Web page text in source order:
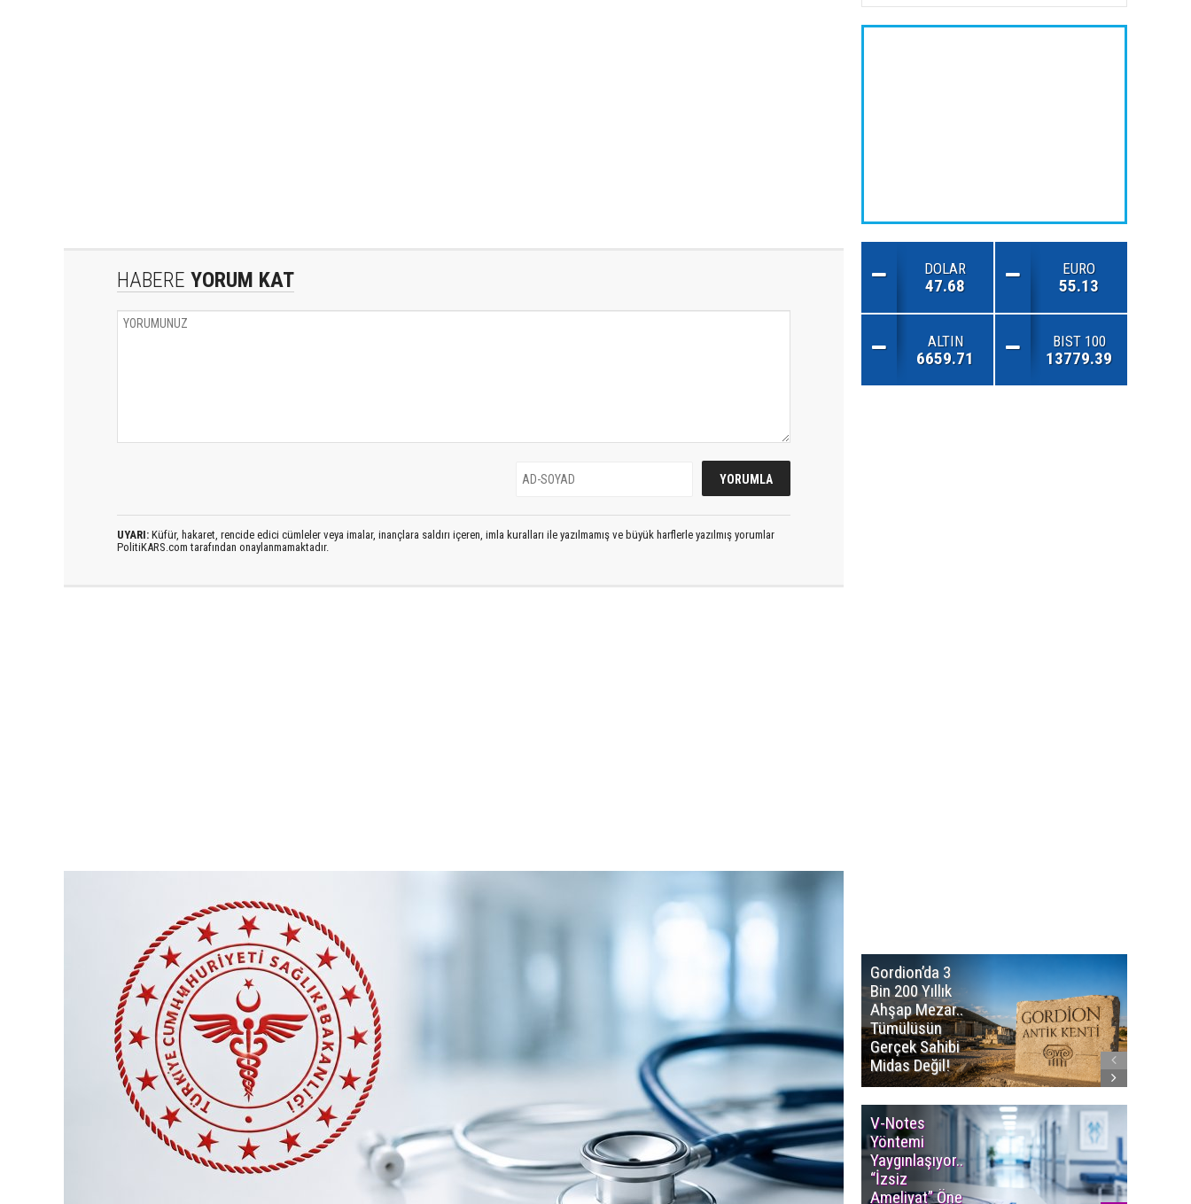
HABERE YORUM KAT
UYARI: Küfür, hakaret, rencide edici cümleler veya imalar, inançlara saldırı içeren, imla kuralları ile yazılmamış ve büyük harflerle yazılmış yorumlar
PolitiKARS.com tarafından onaylanmamaktadır.
DOLAR
47.68
EURO
55.13
ALTIN
6659.71
BIST 100
13779.39
Gordion’da 3
Bin 200 Yıllık
Ahşap Mezar..
Tümülüsün
Gerçek Sahibi
Midas Değil!
V-Notes
Yöntemi
Yaygınlaşıyor..
“İzsiz
Ameliyat” Öne